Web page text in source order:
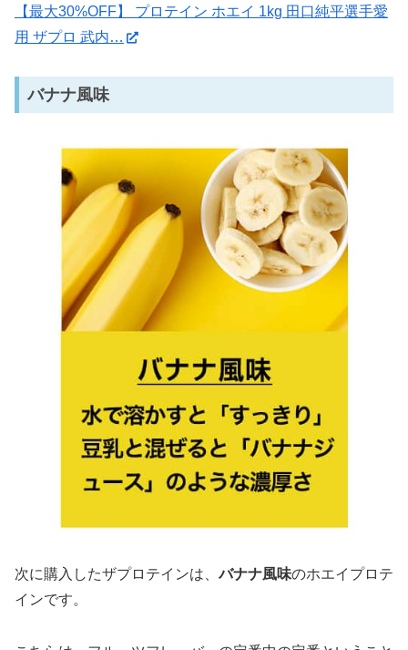
【最大30%OFF】 プロテイン ホエイ 1kg 田口純平選手愛
用 ザプロ 武内…
バナナ風味
次に購入したザプロテインは、バナナ風味のホエイプロテ
インです。